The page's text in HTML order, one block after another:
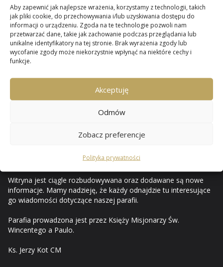
Aby zapewnić jak najlepsze wrażenia, korzystamy z technologii, takich
jak pliki cookie, do przechowywania i/lub uzyskiwania dostępu do
informacji o urządzeniu. Zgoda na te technologie pozwoli nam
przetwarzać dane, takie jak zachowanie podczas przeglądania lub
unikalne identyfikatory na tej stronie. Brak wyrażenia zgody lub
wycofanie zgody może niekorzystnie wpłynąć na niektóre cechy i
funkcje.
Akceptuję
Odmów
Zobacz preferencje
Polityka prywatności
witrynę.
Parafii Niepokalanego
Poczęcia NMPw
Przewozie
stronach internetowych życie naszej rodziny parafialnej. Za
pośrednictwem internetu prezentuję ważniejsze wydarzenia z
stały się parafialnym pamiętnikiem.
Witryna jest ciągle rozbudowywana oraz dodawane są nowe
informacje. Mamy nadzieję, że każdy odnajdzie tu interesujące
go wiadomości dotyczące naszej parafii.
Parafia prowadzona jest przez Księży Misjonarzy Św.
Wincentego a Paulo.
Ks. Jerzy Kot CM